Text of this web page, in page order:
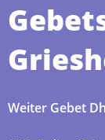
Weiter Gebet